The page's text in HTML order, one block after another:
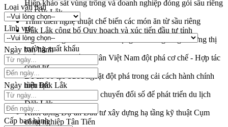
Hiệp khảo sát vùng trồng và doanh nghiệp đóng gói sầu riêng
tại Đắk Lắk
Trình diễn nghệ thuật chế biến các món ăn từ sầu riêng
Đắk Lắk công bố Quy hoạch và xúc tiến đầu tư tỉnh
Ngành cá ngừ Đắk Lắk chủ động thích ứng để giữ vững thị
trường xuất khẩu
Diễn đàn Kinh tế tư nhân Việt Nam đột phá cơ chế - Hợp tác
công tư
Đề án 06 tạo bước ngoặt đột phá trong cải cách hành chính
tỉnh Đắk Lắk
Kết nối tour, đẩy mạnh chuyển đổi số để phát triển du lịch
Đắk Lắk
Khởi động Dự án Đầu tư xây dựng hạ tầng kỹ thuật Cụm
công nghiệp Tân Tiến
Loại văn bản
Lĩnh vực
Ngày ban hành
Ngày hiệu lực
Cấp ban hành